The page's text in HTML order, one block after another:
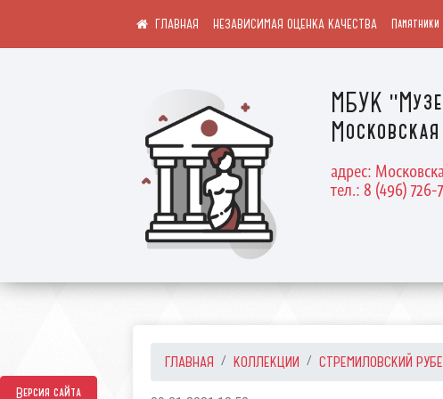
Версия сайта
МБУК
адрес:
тел.: 8 (496) 726-
НЕЗАВИСИМАЯ ОЦЕНКА КАЧЕСТВА
ГЛАВНАЯ КОЛЛЕКЦИИ СТРЕМИЛОВСКИЙ